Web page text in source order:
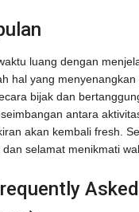
luang dengan
hal yang menyenangkan
bijak dan
antara
akan kembali fresh.
selamat menikmati
Asked